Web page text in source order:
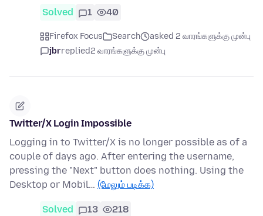
Solved 1 40
Firefox Focus Search
asked 2 வாரங்களுக்கு முன்பு
jbrreplied2 வாரங்களுக்கு முன்பு
Twitter/X Login Impossible
Logging in to Twitter/X is no longer possible as of a
couple of days ago. After entering the username,
pressing the "Next" button does nothing. Using the
Desktop or Mobil… (மேலும் படிக்க)
Solved 13 218